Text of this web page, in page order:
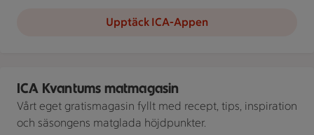
Upptäck ICA-Appen
ICA Kvantums matmagasin
Vårt eget gratismagasin fyllt med recept, tips, inspiration
och säsongens matglada höjdpunkter.